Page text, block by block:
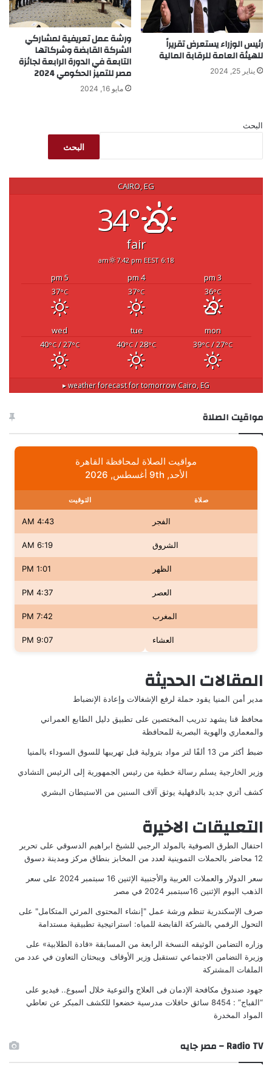
رئيس الوزراء يستعرض تقريراً
للهيئة العامة للرقابة المالية
يناير 25, 2024
ورشة عمل تعريفية لمشاركي
الشركة القابضة وشركاتها
التابعة في الدورة الرابعة لجائزة
مصر للتميز الحكومي 2024
مايو 16, 2024
البحث
البحث
CAIRO, EG
34°
fair
6:18 am
7:42 pm EEST
3 pm
4 pm
5 pm
36°C
37°C
37°C
mon
tue
wed
39°C/ 27°C
40°C/ 28°C
40°C/ 27°C
Cairo, EG
weather forecast for tomorrow ▸
مواقيت الصلاة
مواقيت الصلاة لمحافظة القاهرة
الأحد, 9th أغسطس, 2026
صلاة التوقيت
الفجر 4:43 AM
الشروق 6:19 AM
الظهر 1:01 PM
العصر 4:37 PM
المغرب 7:42 PM
العشاء 9:07 PM
المقالات الحديثة
مدير أمن المنيا يقود حملة لرفع الإشغالات وإعادة الإنضباط
محافظ قنا يشهد تدريب المختصين على تطبيق دليل الطابع العمراني
والمعماري والهوية البصرية للمحافظة
ضبط أكثر من 13 ألفًا لتر مواد بترولية قبل تهريبها للسوق السوداء بالمنيا
وزير الخارجية يسلم رسالة خطية من رئيس الجمهورية إلى الرئيس التشادي
كشف أثري جديد بالدقهلية يوثق آلاف السنين من الاستيطان البشري
التعليقات الاخيرة
احتفال الطرق الصوفية بالمولد الرجبي للشيخ ابراهيم الدسوقي على تحرير
12 محاضر بالحملات التموينية لعدد من المخابز بنطاق مركز ومدينة دسوق
سعر الدولار والعملات العربية والأجنبية الإثنين 16 سبتمبر 2024 على سعر
الذهب اليوم الإثنين 16سبتمبر 2024 في مصر
صرف الإسكندرية تنظم ورشة عمل "إنشاء المحتوى المرئي المتكامل" على
التحول الرقمي بالشركة القابضة للمياه: استراتيجية تطبيقية مستدامة
وزاره التضامن الوثيقه النسخة الرابعة من المسابقة «قادة الطلابية» على
وزيرة التضامن الاجتماعي تستقبل وزير الأوقاف ويبحثان التعاون في عدد من
الملفات المشتركة
جهود صندوق مكافحة الإدمان فى العلاج والتوعية خلال أسبوع.. فيديو على
“القباج” : 8454 سائق حافلات مدرسية خضعوا للكشف المبكر عن تعاطي
المواد المخدرة
Radio TV – مصر جايه